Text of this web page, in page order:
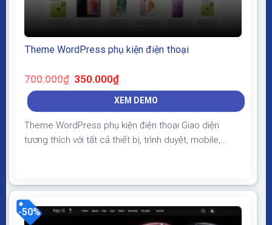
Theme WordPress phụ kiện điện thoại
700.000₫ Giá
gốc
là:
350.000₫Giá
tại
là:
XEM DEMO
Theme WordPress phụ kiện điện thoại Giao diện
tương thích với tất cả thiết bị, trình duyệt, mobile,
load nhanh nhẹ tối ưu với các công cụ tìm kiếm
Theme sạch hoàn toàn 100% không virus,...
-50%